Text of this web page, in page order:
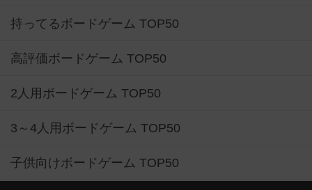
持ってるボードゲーム TOP50
高評価ボードゲーム TOP50
2人用ボードゲーム TOP50
3～4人用ボードゲーム TOP50
子供向けボードゲーム TOP50